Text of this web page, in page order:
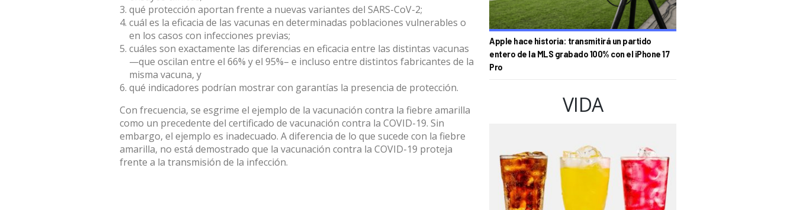
qué protección aportan frente a nuevas variantes del SARS-CoV-2;
cuál es la eficacia de las vacunas en determinadas poblaciones vulnerables o
en los casos con infecciones previas;
cuáles son exactamente las diferencias en eficacia entre las distintas vacunas
—que oscilan entre el 66% y el 95%– e incluso entre distintos fabricantes de la
misma vacuna, y
qué indicadores podrían mostrar con garantías la presencia de protección.
Con frecuencia, se esgrime el ejemplo de la vacunación contra la fiebre amarilla
como un precedente del certificado de vacunación contra la COVID-19. Sin
embargo, el ejemplo es inadecuado. A diferencia de lo que sucede con la fiebre
amarilla, no está demostrado que la vacunación contra la COVID-19 proteja
frente a la transmisión de la infección.
Apple hace historia: transmitirá un partido
entero de la MLS grabado 100% con el iPhone 17
Pro
VIDA